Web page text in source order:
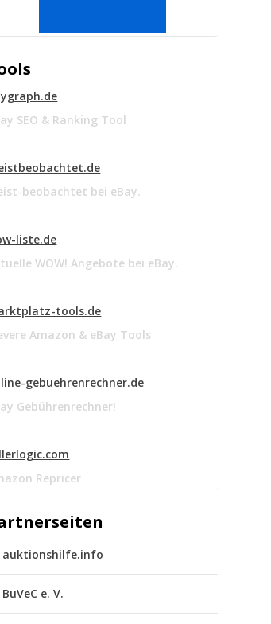
SEO & Ranking Tool
beobachtet bei eBay.
liste.de
WOW! Angebote bei eBay.
tools.de
Amazon & eBay Tools
gebuehrenrechner.de
Gebührenrechner!
Repricer
auktionshilfe.info
BuVeC e. V.